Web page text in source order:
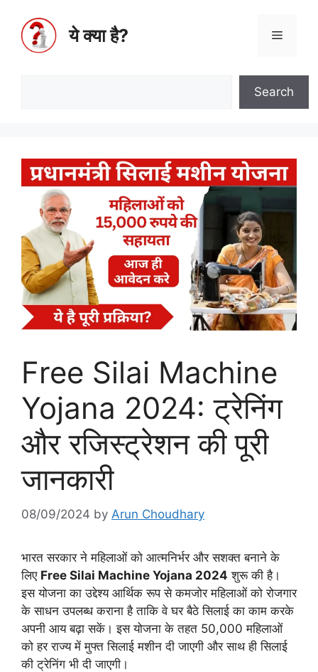
ये क्या है?
Search
Free Silai Machine
Yojana 2024: ट्रेनिंग
और रजिस्ट्रेशन की पूरी
जानकारी
08/09/2024 by Arun Choudhary
भारत सरकार ने महिलाओं को आत्मनिर्भर और सशक्त बनाने के
लिए Free Silai Machine Yojana 2024 शुरू की है।
इस योजना का उद्देश्य आर्थिक रूप से कमजोर महिलाओं को रोजगार
के साधन उपलब्ध कराना है ताकि वे घर बैठे सिलाई का काम करके
अपनी आय बढ़ा सकें। इस योजना के तहत 50,000 महिलाओं
को हर राज्य में मुफ्त सिलाई मशीन दी जाएगी और साथ ही सिलाई
की ट्रेनिंग भी दी जाएगी।